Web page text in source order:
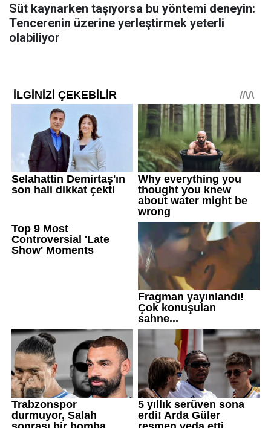
Süt kaynarken taşıyorsa bu yöntemi deneyin:
Tencerenin üzerine yerleştirmek yeterli
olabiliyor